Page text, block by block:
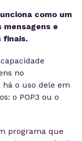
como um
mensagens e
finais.
no
há o uso dele em
o POP3 ou o
programa que